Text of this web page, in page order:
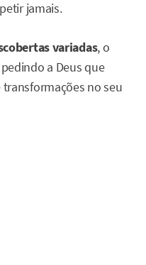
jamais.
variadas, o
a Deus que
no seu